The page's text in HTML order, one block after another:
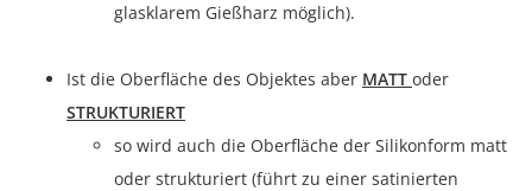
glasklarem Gießharz möglich).
Ist die Oberfläche des Objektes aber MATT oder
STRUKTURIERT
so wird auch die Oberfläche der Silikonform matt
oder strukturiert (führt zu einer satinierten